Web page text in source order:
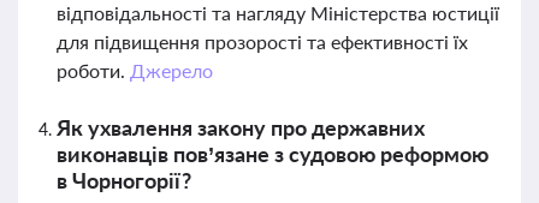
відповідальності та нагляду Міністерства юстиції
для підвищення прозорості та ефективності їх
роботи. Джерело
Як ухвалення закону про державних
виконавців пов’язане з судовою реформою
в Чорногорії?